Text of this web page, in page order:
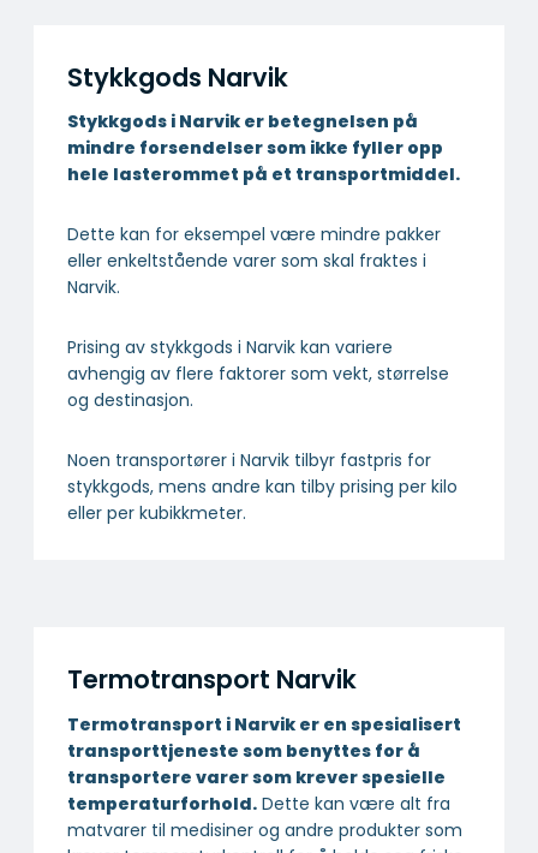
Stykkgods Narvik
Stykkgods i Narvik er betegnelsen på
mindre forsendelser som ikke fyller opp
hele lasterommet på et transportmiddel.
Dette kan for eksempel være mindre pakker
eller enkeltstående varer som skal fraktes i
Narvik.
Prising av stykkgods i Narvik kan variere
avhengig av flere faktorer som vekt, størrelse
og destinasjon.
Noen transportører i Narvik tilbyr fastpris for
stykkgods, mens andre kan tilby prising per kilo
eller per kubikkmeter.
Termotransport Narvik
Termotransport i Narvik er en spesialisert
transport­tjeneste som benyttes for å
transportere varer som krever spesielle
temperatur­forhold. Dette kan være alt fra
matvarer til medisiner og andre produkter som